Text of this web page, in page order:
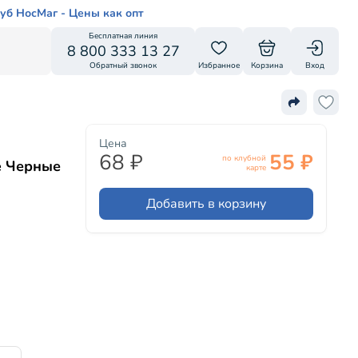
НосМаг - Цены как опт
Бесплатная линия
8 800 333 13 27
Обратный звонок Избранное Корзина Вход
Черные
Цена
68 ₽
по клубной
карте 55 ₽
Добавить в корзину